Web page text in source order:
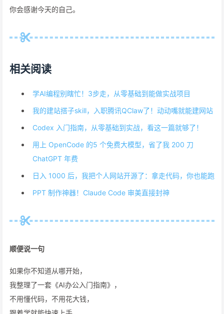
你会感谢今天的自己。
相关阅读
学AI编程别瞎忙！3步走，从零基础到能做实战项目
我的建站搭子skill，入职腾讯QClaw了！动动嘴就能建网站
Codex 入门指南，从零基础到实战，看这一篇就够了！
用上 OpenCode 的5 个免费大模型，省了我 200 刀
ChatGPT 年费
日入 1000 后，我把个人网站开源了：拿走代码，你也能跑
PPT 制作神器！Claude Code 审美直接封神
顺便说一句
如果你不知道从哪开始，
我整理了一套《AI办公入门指南》，
不用懂代码，不用花大钱，